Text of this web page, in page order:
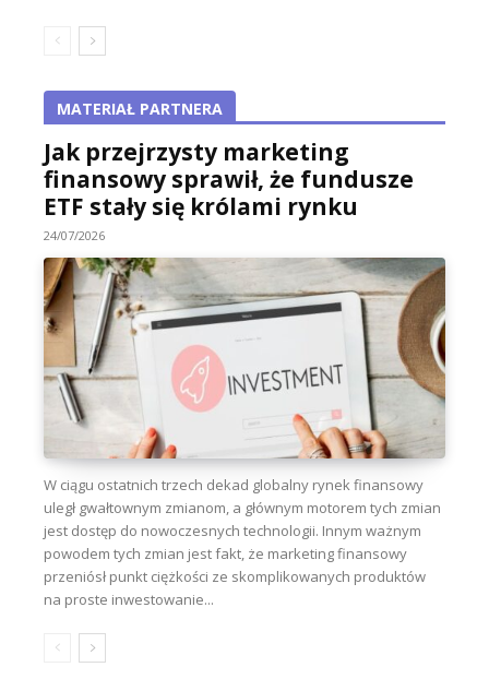
MATERIAŁ PARTNERA
Jak przejrzysty marketing
finansowy sprawił, że fundusze
ETF stały się królami rynku
24/07/2026
W ciągu ostatnich trzech dekad globalny rynek finansowy
uległ gwałtownym zmianom, a głównym motorem tych zmian
jest dostęp do nowoczesnych technologii. Innym ważnym
powodem tych zmian jest fakt, że marketing finansowy
przeniósł punkt ciężkości ze skomplikowanych produktów
na proste inwestowanie...